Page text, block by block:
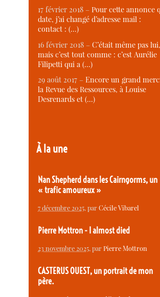
17 février 2018 –Pour cette annonce
date, j’ai changé d’adresse mail :
contact : (…)
16 février 2018 –C’était même pas lui,
mais c’est tout comme : c’est Aurélie
Filipetti qui a (…)
29 août 2017 –Encore un grand
la Revue des Ressources, à Louise
Desrenards et (…)
À la une
Nan Shepherd dans les Cairngorms, un
« trafic amoureux »
7 décembre 2025, parCécile Vibarel
Pierre Mottron - I almost died
23 novembre 2025, parPierre Mottron
CASTERUS OUEST, un portrait de mon
père.